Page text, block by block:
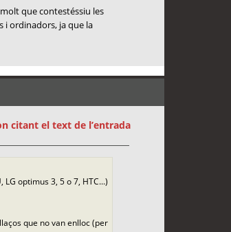
que contestéssiu les
i ordinadors, ja que la
citant el text de l’entrada
optimus 3, 5 o 7, HTC...)
que no van enlloc (per